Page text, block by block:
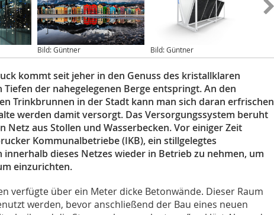
Bild: Güntner Bild: Güntner
kommt seit jeher in den Genuss des kristallklaren
Tiefen der nahegelegenen Berge entspringt. An den
Trinkbrunnen in der Stadt kann man sich daran erfrischen
werden damit versorgt. Das Versorgungssystem beruht
Netz aus Stollen und Wasserbecken. Vor einiger Zeit
Kommunalbetriebe (IKB), ein stillgelegtes
innerhalb dieses Netzes wieder in Betrieb zu nehmen, um
einzurichten.
verfügte über ein Meter dicke Betonwände. Dieser Raum
werden, bevor anschließend der Bau eines neuen